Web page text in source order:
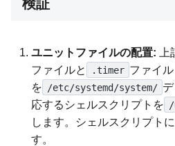
検証
ユニットファイルの配置: 上
ファイルと .timer ファイル
を
/etc/systemd/system/
応するシェルスクリプトを
します。シェルスクリプト
す。